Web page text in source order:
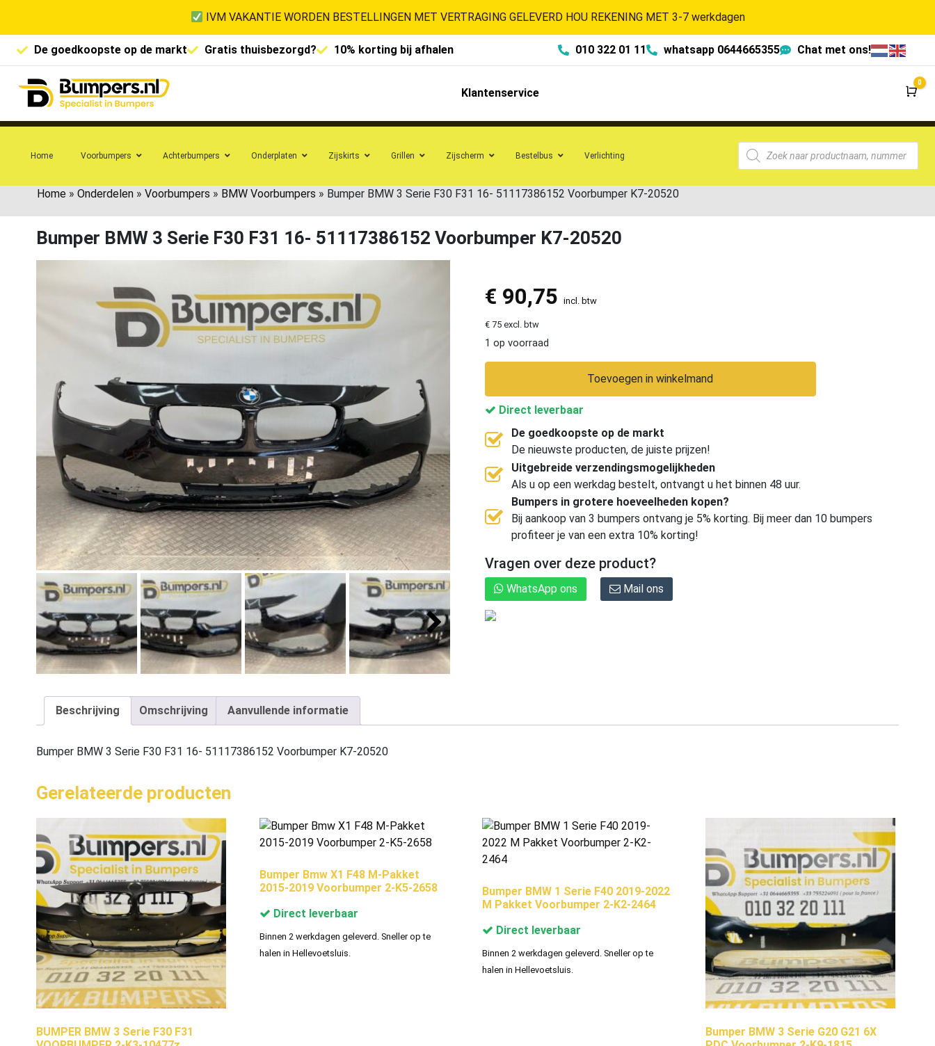
IVM VAKANTIE WORDEN BESTELLINGEN MET VERTRAGING GELEVERD HOU REKENING MET 3-7 werkdagen
De goedkoopste op de markt Gratis thuisbezorgd? 10% korting bij afhalen 010 322 01 11 whatsapp 0644665355 Chat met ons!
Klantenservice
0
Home Voorbumpers Achterbumpers Onderplaten Zijskirts Grillen Zijscherm Bestelbus Verlichting
Home » Onderdelen » Voorbumpers » BMW Voorbumpers » Bumper BMW 3 Serie F30 F31 16- 51117386152 Voorbumper K7-20520
Bumper BMW 3 Serie F30 F31 16- 51117386152 Voorbumper K7-20520
€ 90,75 incl. btw
€ 75 excl. btw
1 op voorraad
Toevoegen in winkelmand
Direct leverbaar
De goedkoopste op de markt
De nieuwste producten, de juiste prijzen!
Uitgebreide verzendingsmogelijkheden
Als u op een werkdag bestelt, ontvangt u het binnen 48 uur.
Bumpers in grotere hoeveelheden kopen?
Bij aankoop van 3 bumpers ontvang je 5% korting. Bij meer dan 10 bumpers
profiteer je van een extra 10% korting!
Vragen over deze product?
WhatsApp ons Mail ons
Beschrijving Omschrijving Aanvullende informatie
Bumper BMW 3 Serie F30 F31 16- 51117386152 Voorbumper K7-20520
Gerelateerde producten
BUMPER BMW 3 Serie F30 F31
Bumper Bmw X1 F48 M-Pakket
2015-2019 Voorbumper 2-K5-2658
Direct leverbaar
Binnen 2 werkdagen geleverd. Sneller op te
halen in Hellevoetsluis.
Bumper BMW 1 Serie F40 2019-2022
M Pakket Voorbumper 2-K2-2464
Direct leverbaar
Binnen 2 werkdagen geleverd. Sneller op te
halen in Hellevoetsluis.
Bumper BMW 3 Serie G20 G21 6X